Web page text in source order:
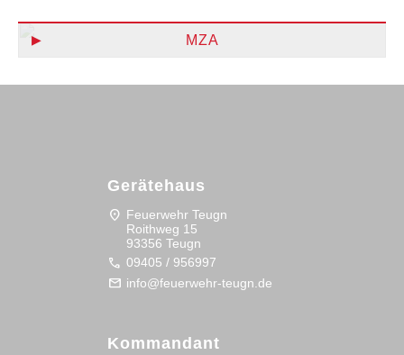
MZA
Gerätehaus
location_on Feuerwehr Teugn
Roithweg 15
93356 Teugn
call 09405 / 956997
mail info@feuerwehr-teugn.de
Kommandant